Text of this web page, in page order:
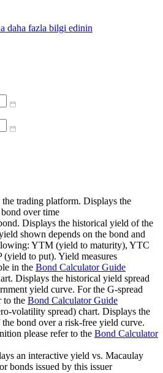
daha fazla bilgi edinin
trading platform. Displays the
over time
Displays the historical yield of the
shown depends on the bond and
YTM (yield to maturity), YTC
to put). Yield measures
in the Bond Calculator Guide
Displays the historical yield spread
yield curve. For the G-spread
to the Bond Calculator Guide
volatility spread) chart. Displays the
bond over a risk-free yield curve.
please refer to the Bond Calculator
an interactive yield vs. Macaulay
bonds issued by this issuer